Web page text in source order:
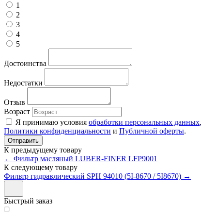
1
2
3
4
5
Достоинства
Недостатки
Отзыв
Возраст
Я принимаю условия обработки персональных данных,
Политики конфиденциальности и Публичной оферты.
К предыдущему товару
← Фильтр масляный LUBER-FINER LFP9001
К следующему товару
Фильтр гидравлический SPH 94010 (5I-8670 / 5I8670) →
Быстрый заказ